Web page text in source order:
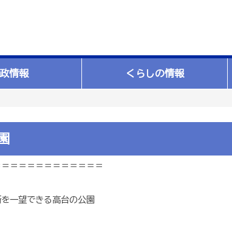
情報 くらしの情報
＝＝＝＝＝＝＝＝＝＝＝
一望できる高台の公園